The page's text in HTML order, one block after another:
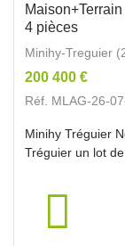
Maison+Terrain
4 pièces
Minihy-Treguier
200 400 €
Réf. MLAG-26-
Minihy Tréguier
Tréguier un lot